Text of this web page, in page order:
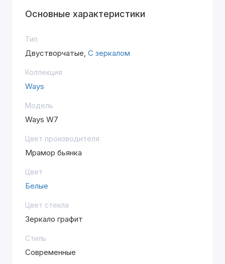
Основные характеристики
Тип
Двустворчатые, С зеркалом
Коллекция
Ways
Модель
Ways W7
Цвет производителя
Мрамор бьянка
Цвет
Белые
Цвет стекла
Зеркало графит
Стиль
Современные